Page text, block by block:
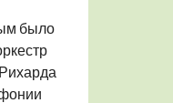
было